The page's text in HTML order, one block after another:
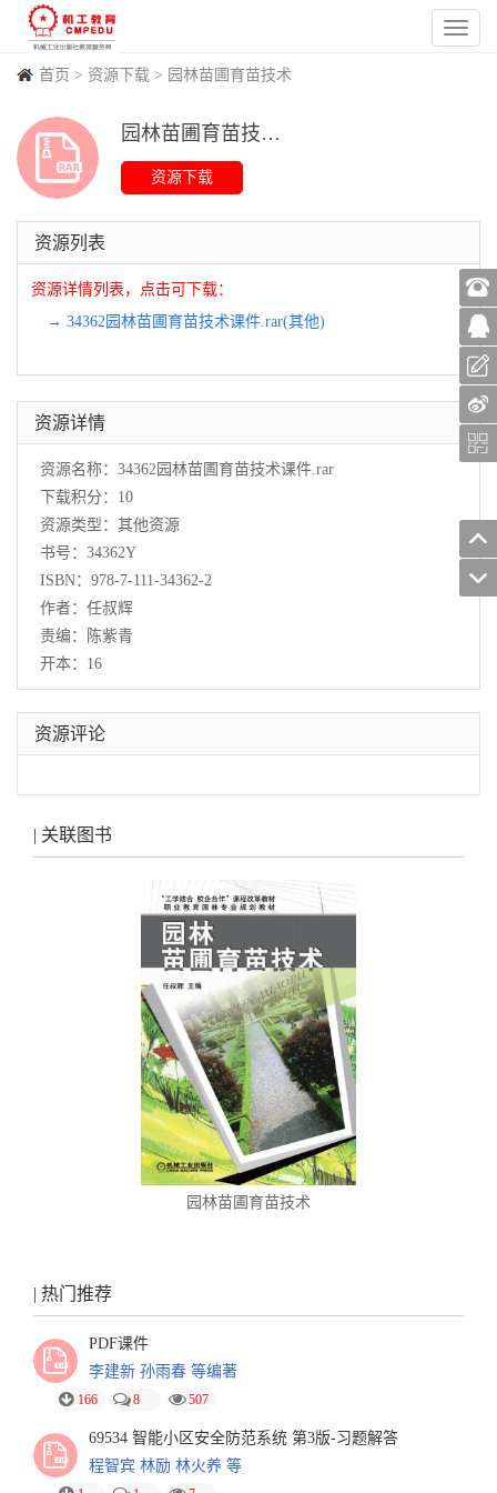
首页 > 资源下载 > 园林苗圃育苗技术
园林苗圃育苗技术 资源
资源列表
资源详情列表，点击可下载：
→ 34362园林苗圃育苗技术课件.rar(其他)
资源详情
资源名称：34362园林苗圃育苗技术课件.rar
下载积分：10
资源类型：其他资源
书号：34362Y
ISBN：978-7-111-34362-2
作者：任叔辉
责编：陈紫青
开本：16
资源评论
| 关联图书
园林苗圃育苗技术
| 热门推荐
PDF课件
李建新 孙雨春 等编著
166 8 507
69534 智能小区安全防范系统 第3版-习题解答
程智宾 林励 林火养 等